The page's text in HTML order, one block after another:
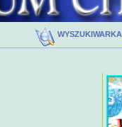
WYSZUKIWARKA